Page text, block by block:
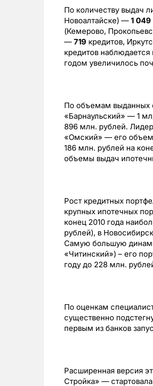
По количеству выдач
Новоалтайске) — 1 049
(Кемерово,
— 719 кредитов,
кредитов
годом увеличилось
По объемам выданных
«Барнаульский» — 1
896 млн. рублей.
«Омский» — его
186 млн. рублей на
объемы выдач
Рост кредитных
крупных ипотечных
конец 2010 года
рублей), в
Самую большую
«Читинский») – его
году до 228 млн.
По оценкам
существенно
первым из банков
Расширенная версия
Стройка» —